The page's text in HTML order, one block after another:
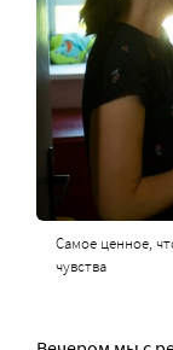
Самое ценное,
чувства